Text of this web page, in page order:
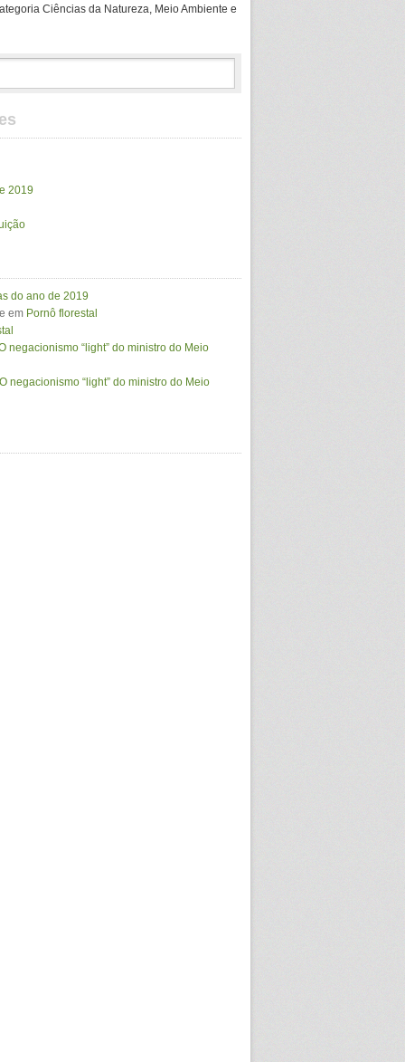
Ciências da Natureza, Meio Ambiente e
2019
do ano de 2019
em Pornô florestal
negacionismo “light” do ministro do Meio
O negacionismo “light” do ministro do Meio